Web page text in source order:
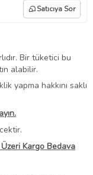
Satıcıya Sor
Bir tüketici bu
alabilir.
yapma hakkını saklı
Kargo Bedava